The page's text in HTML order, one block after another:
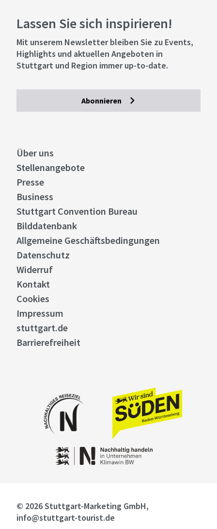
Lassen Sie sich inspirieren!
Mit unserem Newsletter bleiben Sie zu Events,
Highlights und aktuellen Angeboten in
Stuttgart und Region immer up-to-date.
Abonnieren
Über uns
Stellenangebote
Presse
Business
Stuttgart Convention Bureau
Bilddatenbank
Allgemeine Geschäftsbedingungen
Datenschutz
Widerruf
Kontakt
Cookies
Impressum
stuttgart.de
Barrierefreiheit
© 2026 Stuttgart-Marketing GmbH,
info@stuttgart-tourist.de